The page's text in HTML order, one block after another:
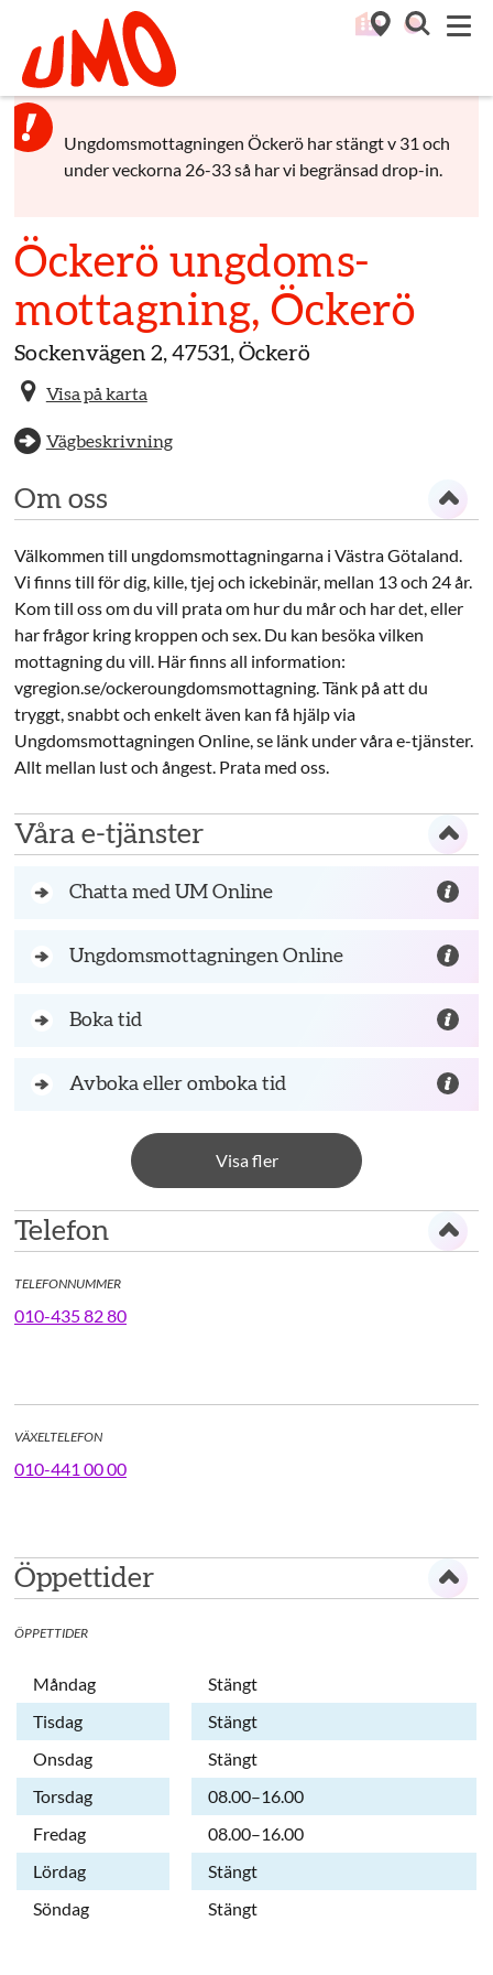
Till startsidan för Umo
Ungdomsmottagningen Öckerö har stängt v 31 och
under veckorna 26-33 så har vi begränsad drop-in.
Öckerö ungdoms­
mottagning, Öckerö
Sockenvägen 2, 47531, Öckerö
Visa på karta
Vägbeskrivning
Om oss
Välkommen till ungdomsmottagningarna i Västra Götaland.
Vi finns till för dig, kille, tjej och ickebinär, mellan 13 och 24 år.
Kom till oss om du vill prata om hur du mår och har det, eller
har frågor kring kroppen och sex. Du kan besöka vilken
mottagning du vill. Här finns all information:
vgregion.se/ockeroungdomsmottagning. Tänk på att du
tryggt, snabbt och enkelt även kan få hjälp via
Ungdomsmottagningen Online, se länk under våra e-tjänster.
Allt mellan lust och ångest. Prata med oss.
Våra e-tjänster
Chatta med UM Online
Ungdomsmottagningen Online
Boka tid
Avboka eller omboka tid
Visa fler
Telefon
TELEFONNUMMER
010-435 82 80
VÄXELTELEFON
010-441 00 00
Öppettider
ÖPPETTIDER
Dag
Öppettider
Kommentarer
Måndag
Stängt
Tisdag
Stängt
Onsdag
Stängt
Torsdag
08.00–16.00
Fredag
08.00–16.00
Lördag
Stängt
Söndag
Stängt